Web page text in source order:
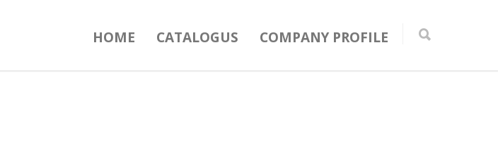
HOME CATALOGUS COMPANY PROFILE